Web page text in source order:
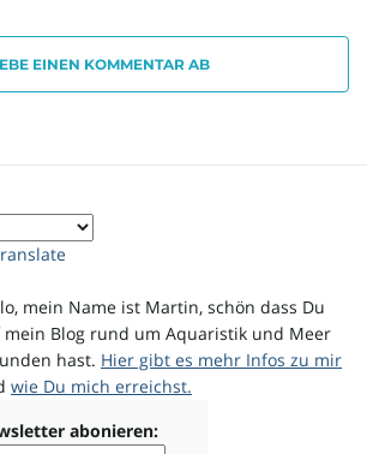
t
EINEN KOMMENTAR AB
mein Name ist Martin, schön dass Du
mein Blog rund um Aquaristik und Meer
hast. Hier gibt es mehr Infos zu mir
wie Du mich erreichst.
abonieren: